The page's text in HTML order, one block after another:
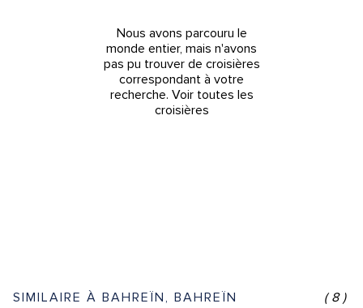
Nous avons parcouru le
monde entier, mais n'avons
pas pu trouver de croisières
correspondant à votre
recherche. Voir toutes les
croisières
SIMILAIRE À BAHREÏN, BAHREÏN (8)